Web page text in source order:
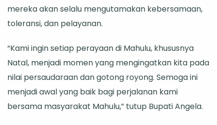
mereka akan selalu mengutamakan kebersamaan,
toleransi, dan pelayanan.
“Kami ingin setiap perayaan di Mahulu, khususnya
Natal, menjadi momen yang mengingatkan kita pada
nilai persaudaraan dan gotong royong. Semoga ini
menjadi awal yang baik bagi perjalanan kami
bersama masyarakat Mahulu,” tutup Bupati Angela.